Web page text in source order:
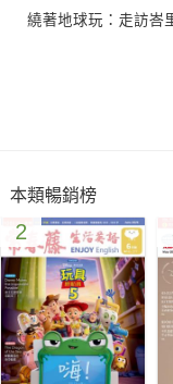
繞著地球玩：走訪峇
環保議題：土地鹽化
情境對話：圖解運動
翻譯寫作
Discovery 頻道：搶
會話百分百：生涯規
議題討論：伊波拉的
知識大圖解：鑽石星
電影快報：《成人世
本類暢銷榜
2